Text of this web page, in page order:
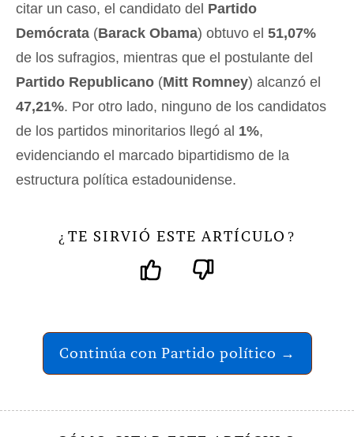
citar un caso, el candidato del Partido
Demócrata (Barack Obama) obtuvo el 51,07%
de los sufragios, mientras que el postulante del
Partido Republicano (Mitt Romney) alcanzó el
47,21%. Por otro lado, ninguno de los candidatos
de los partidos minoritarios llegó al 1%,
evidenciando el marcado bipartidismo de la
estructura política estadounidense.
¿ TE SIRVIÓ ESTE ARTÍCULO ?
Continúa con Partido político →